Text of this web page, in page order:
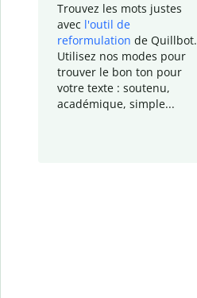
Trouvez les mots justes
avec l'outil de
reformulation de Quillbot.
Utilisez nos modes pour
trouver le bon ton pour
votre texte : soutenu,
académique, simple...